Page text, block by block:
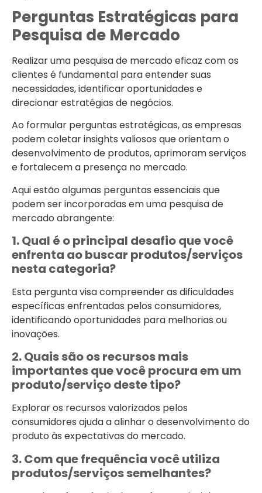
Perguntas Estratégicas para
Pesquisa de Mercado
Realizar uma pesquisa de mercado eficaz com os
clientes é fundamental para entender suas
necessidades, identificar oportunidades e
direcionar estratégias de negócios.
Ao formular perguntas estratégicas, as empresas
podem coletar insights valiosos que orientam o
desenvolvimento de produtos, aprimoram serviços
e fortalecem a presença no mercado.
Aqui estão algumas perguntas essenciais que
podem ser incorporadas em uma pesquisa de
mercado abrangente:
1. Qual é o principal desafio que você
enfrenta ao buscar produtos/serviços
nesta categoria?
Esta pergunta visa compreender as dificuldades
específicas enfrentadas pelos consumidores,
identificando oportunidades para melhorias ou
inovações.
2. Quais são os recursos mais
importantes que você procura em um
produto/serviço deste tipo?
Explorar os recursos valorizados pelos
consumidores ajuda a alinhar o desenvolvimento do
produto às expectativas do mercado.
3. Com que frequência você utiliza
produtos/serviços semelhantes?